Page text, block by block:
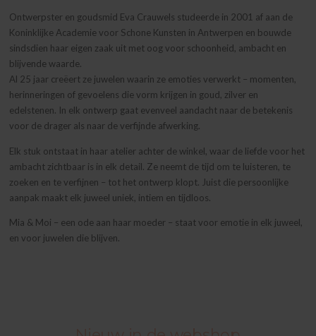
Ontwerpster en goudsmid Eva Crauwels studeerde in 2001 af aan de
Koninklijke Academie voor Schone Kunsten in Antwerpen en bouwde
sindsdien haar eigen zaak uit met oog voor schoonheid, ambacht en
blijvende waarde.
Al 25 jaar creëert ze juwelen waarin ze emoties verwerkt – momenten,
herinneringen of gevoelens die vorm krijgen in goud, zilver en
edelstenen. In elk ontwerp gaat evenveel aandacht naar de betekenis
voor de drager als naar de verfijnde afwerking.
Elk stuk ontstaat in haar atelier achter de winkel, waar de liefde voor het
ambacht zichtbaar is in elk detail. Ze neemt de tijd om te luisteren, te
zoeken en te verfijnen – tot het ontwerp klopt. Juist die persoonlijke
aanpak maakt elk juweel uniek, intiem en tijdloos.
Mia & Moi – een ode aan haar moeder – staat voor emotie in elk juweel,
en voor juwelen die blijven.